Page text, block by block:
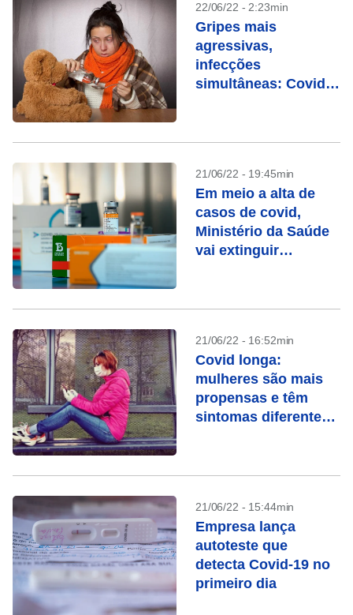
22/06/22 - 2:23min
Gripes mais
agressivas,
infecções
simultâneas: Covid
vírus
21/06/22 - 19:45min
Em meio a alta de
casos de covid,
Ministério da Saúde
vai extinguir
21/06/22 - 16:52min
Covid longa:
mulheres são mais
propensas e têm
sintomas diferentes
21/06/22 - 15:44min
Empresa lança
autoteste que
detecta Covid-19 no
primeiro dia